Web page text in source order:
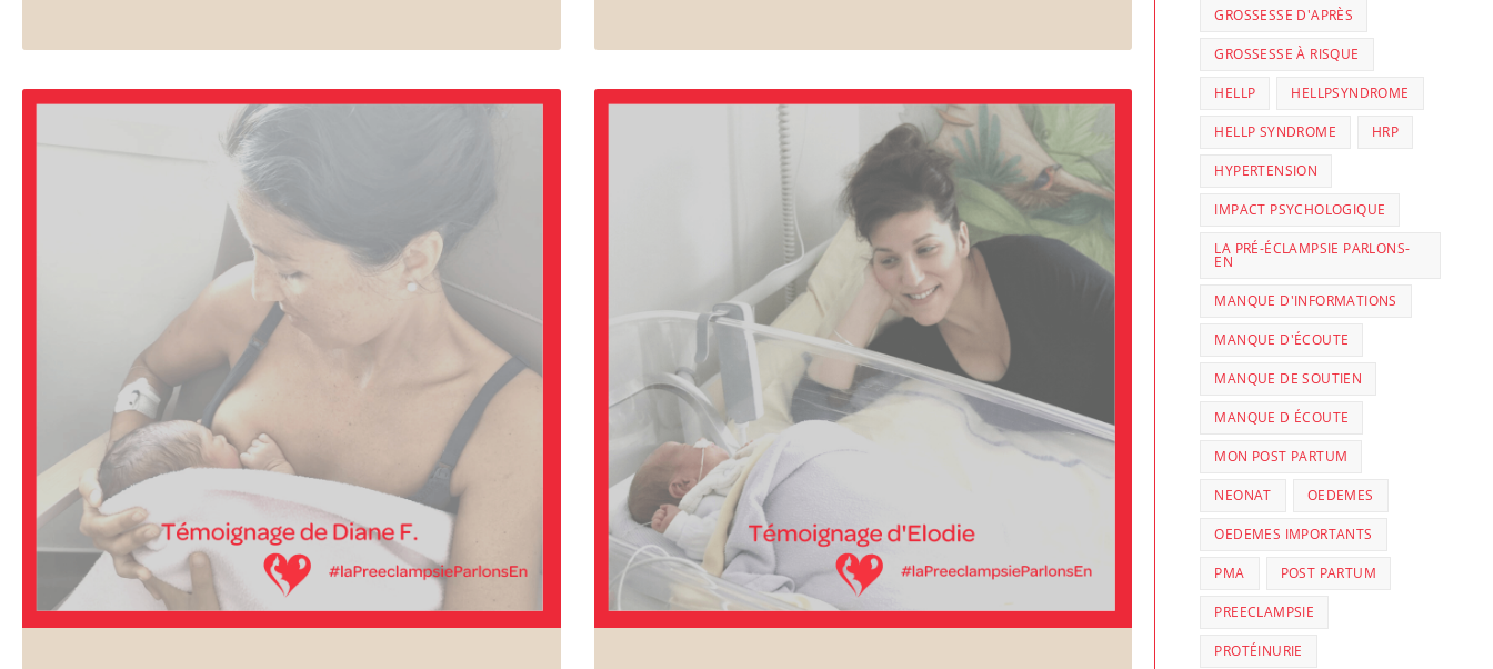
GROSSESSE D'APRÈS
GROSSESSE À RISQUE
HELLP HELLPSYNDROME
HELLP SYNDROME HRP
HYPERTENSION
IMPACT PSYCHOLOGIQUE
LA PRÉ-ÉCLAMPSIE PARLONS-
EN
MANQUE D'INFORMATIONS
MANQUE D'ÉCOUTE
MANQUE DE SOUTIEN
MANQUE D ÉCOUTE
MON POST PARTUM
NEONAT OEDEMES
OEDEMES IMPORTANTS
PMA POST PARTUM
PREECLAMPSIE
PROTÉINURIE